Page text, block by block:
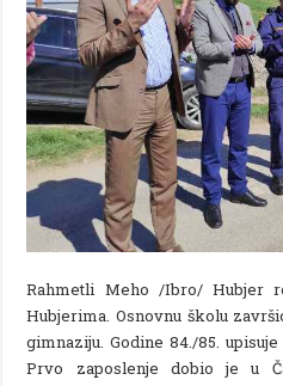
Rahmetli Meho /Ibro/ Hubjer
Hubjerima. Osnovnu školu
gimnaziju. Godine 84./85.
Prvo zaposlenje dobio je u